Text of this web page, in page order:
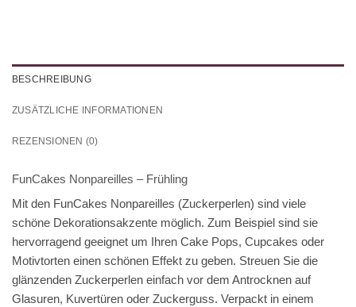
BESCHREIBUNG
ZUSÄTZLICHE INFORMATIONEN
REZENSIONEN (0)
FunCakes Nonpareilles – Frühling
Mit den FunCakes Nonpareilles (Zuckerperlen) sind viele
schöne Dekorationsakzente möglich. Zum Beispiel sind sie
hervorragend geeignet um Ihren Cake Pops, Cupcakes oder
Motivtorten einen schönen Effekt zu geben. Streuen Sie die
glänzenden Zuckerperlen einfach vor dem Antrocknen auf
Glasuren, Kuvertüren oder Zuckerguss. Verpackt in einem